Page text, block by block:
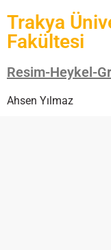
Trakya
Fakültesi
Resim-Heykel-
Ahsen Yılmaz